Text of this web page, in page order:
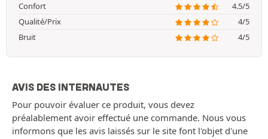
Confort
4.5/5
Qualité/Prix
4/5
Bruit
4/5
AVIS DES INTERNAUTES
Pour pouvoir évaluer ce produit, vous devez
préalablement avoir effectué une commande. Nous vous
informons que les avis laissés sur le site font l'objet d'une